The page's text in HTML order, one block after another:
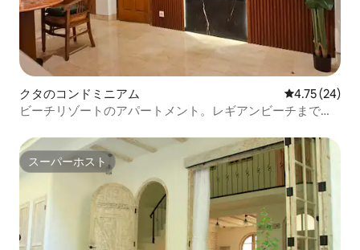
クタのコンドミニアム レビュー24
4.75 (24)
ビーチリゾートのアパートメント。レギアンビーチまで徒
スーパーホスト
スーパーホスト